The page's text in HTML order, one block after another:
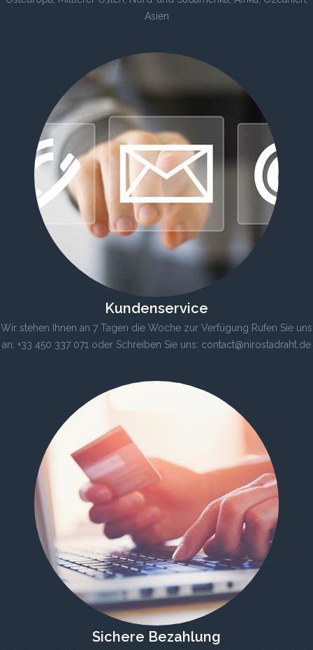
Asien
Kundenservice
Wir stehen Ihnen an 7 Tagen die Woche zur Verfügung Rufen Sie uns
an: +33 450 337 071 oder Schreiben Sie uns: contact@nirostadraht.de
Sichere Bezahlung